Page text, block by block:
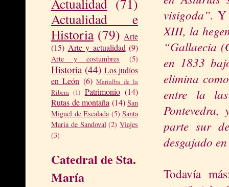
Actualidad (71)
Actualidad e
Historia (79) Arte
(15) Arte y actualidad (9)
Arte y costumbres (5)
Historia (44) Los judíos
en León (6) Marialba de la
Ribera (1) Patrimonio (14)
Rutas de montaña (14) San
Miguel de Escalada (5) Santa
María de Sandoval (2) Viajes
(3)
Catedral de Sta.
María
visigoda”. Y
XIII, la hege
“Gallaecia
en 1833
elimina
entre la
parte sur
desgajado
Todavía